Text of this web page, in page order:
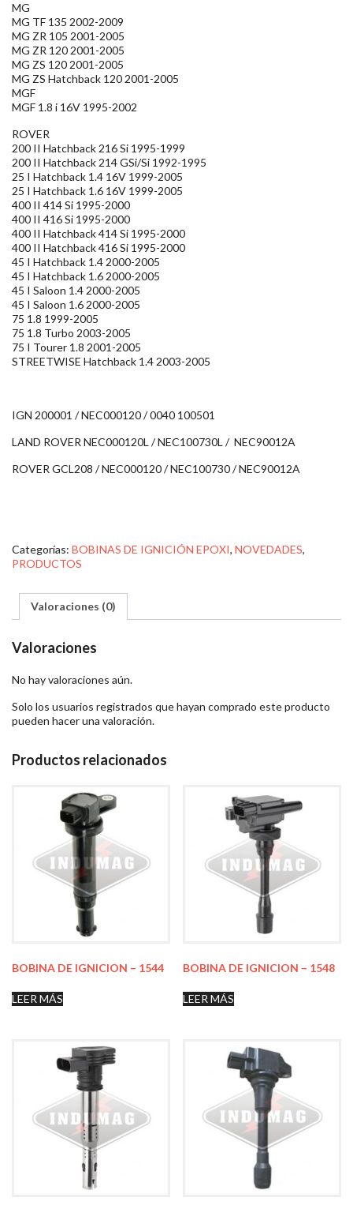
MG
MG TF 135 2002-2009
MG ZR 105 2001-2005
MG ZR 120 2001-2005
MG ZS 120 2001-2005
MG ZS Hatchback 120 2001-2005
MGF
MGF 1.8 i 16V 1995-2002
ROVER
200 II Hatchback 216 Si 1995-1999
200 II Hatchback 214 GSi/Si 1992-1995
25 I Hatchback 1.4 16V 1999-2005
25 I Hatchback 1.6 16V 1999-2005
400 II 414 Si 1995-2000
400 II 416 Si 1995-2000
400 II Hatchback 414 Si 1995-2000
400 II Hatchback 416 Si 1995-2000
45 I Hatchback 1.4 2000-2005
45 I Hatchback 1.6 2000-2005
45 I Saloon 1.4 2000-2005
45 I Saloon 1.6 2000-2005
75 1.8 1999-2005
75 1.8 Turbo 2003-2005
75 I Tourer 1.8 2001-2005
STREETWISE Hatchback 1.4 2003-2005
IGN 200001 / NEC000120 / 0040 100501
LAND ROVER NEC000120L / NEC100730L / NEC90012A
ROVER GCL208 / NEC000120 / NEC100730 / NEC90012A
Categorías: BOBINAS DE IGNICIÓN EPOXI, NOVEDADES,
PRODUCTOS
Valoraciones (0)
Valoraciones
No hay valoraciones aún.
Solo los usuarios registrados que hayan comprado este producto
pueden hacer una valoración.
Productos relacionados
BOBINA DE IGNICION – 1544
LEER MÁS
BOBINA DE IGNICION – 1548
LEER MÁS